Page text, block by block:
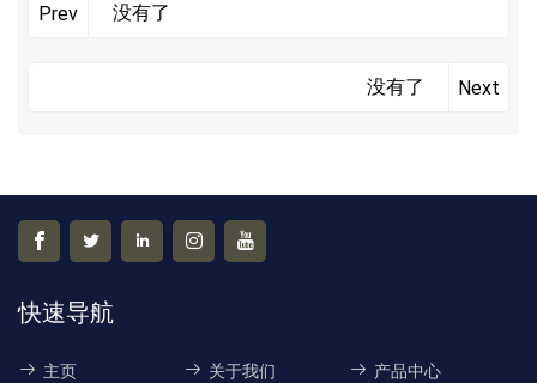
Prev 没有了
没有了 Next
快速导航
主页 关于我们 产品中心